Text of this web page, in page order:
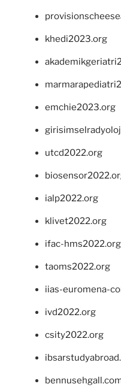
khedi2023.org
emchie2023.org
utcd2022.org
ialp2022.org
klivet2022.org
ifac-hms2022.org
taoms2022.org
iias-euromena-
ivd2022.org
csity2022.org